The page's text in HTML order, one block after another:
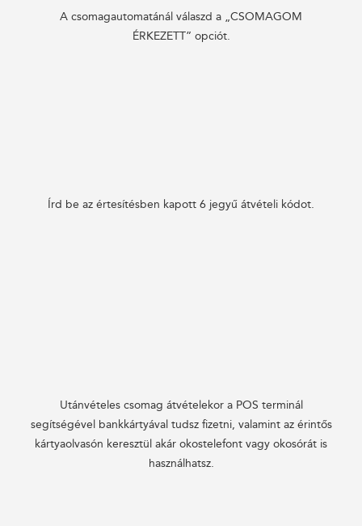
A csomagautomatánál válaszd a „CSOMAGOM
ÉRKEZETT” opciót.
Írd be az értesítésben kapott 6 jegyű átvételi kódot.
Utánvételes csomag átvételekor a POS terminál
segítségével bankkártyával tudsz fizetni, valamint az érintős
kártyaolvasón keresztül akár okostelefont vagy okosórát is
használhatsz.